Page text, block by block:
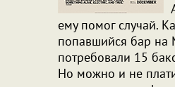
ему помог случай.
попавшийся бар на
потребовали 15
Но можно и не